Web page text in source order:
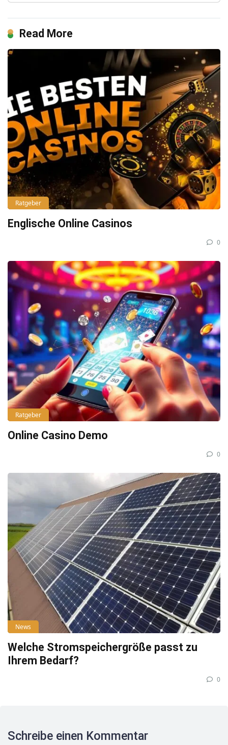
Read More
Ratgeber
Englische Online Casinos
0
Ratgeber
Online Casino Demo
0
News
Welche Stromspeichergröße passt zu
Ihrem Bedarf?
0
Schreibe einen Kommentar